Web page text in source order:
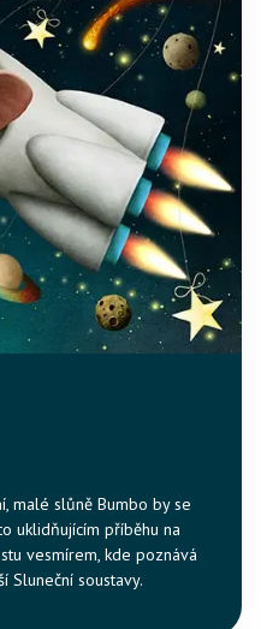
malé slůně Bumbo by se
uklidňujícím příběhu na
vesmírem, kde poznává
Sluneční soustavy.